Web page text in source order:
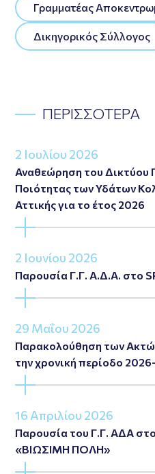
Γραμματέας
Δικηγορικός Σύλλογος
ΠΕΡΙΣΣΟΤΕΡΑ
2 Ιουλίου 2026
Αναθεώρηση του Δικτύου
Ποιότητας των Υδάτων
Αττικής για το έτος 2026
2 Ιουνίου 2026
Παρουσία Γ.Γ. Α.Δ.Α. στο
29 Μαΐου 2026
Παρακολούθηση των
την χρονική περίοδο
16 Απριλίου 2026
Παρουσία του Γ.Γ. ΑΔΑ
«ΒΙΩΣΙΜΗ ΠΟΛΗ»